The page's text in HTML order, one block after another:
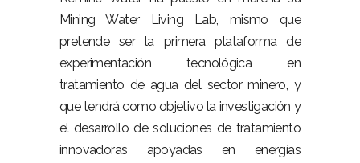
Mining Water Living Lab, mismo que
pretende ser la primera plataforma de
experimentación tecnológica en
tratamiento de agua del sector minero, y
que tendrá como objetivo la investigación y
el desarrollo de soluciones de tratamiento
innovadoras apoyadas en energías